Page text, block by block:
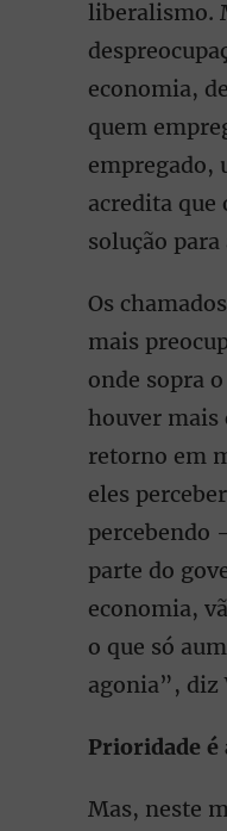
liberalismo.
economia,
quem
empregado,
acredita que
solução para
Os
mais
onde sopra
houver mais
retorno em
eles
percebendo
parte do
economia,
o que só
agonia”, diz
Prioridade é
Mas, neste